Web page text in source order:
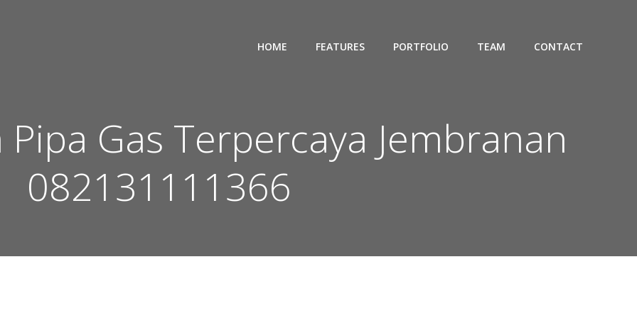
HOME FEATURES PORTFOLIO TEAM CONTACT
Pipa Gas Terpercaya Jembranan
082131111366